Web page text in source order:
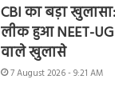
CBI का बड़ा
लीक हुआ NEET-UG
वाले खुलासे
7 August 2026 - 9:21 AM